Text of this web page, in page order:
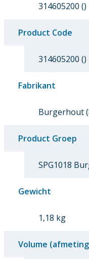
314605200 ()
Product Code
314605200 ()
Fabrikant
Burgerhout
Product Groep
SPG1018
Gewicht
1,18 kg
Volume